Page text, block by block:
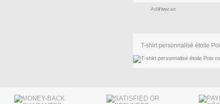
Add to cart
View
T-shirt personnalisé étoile